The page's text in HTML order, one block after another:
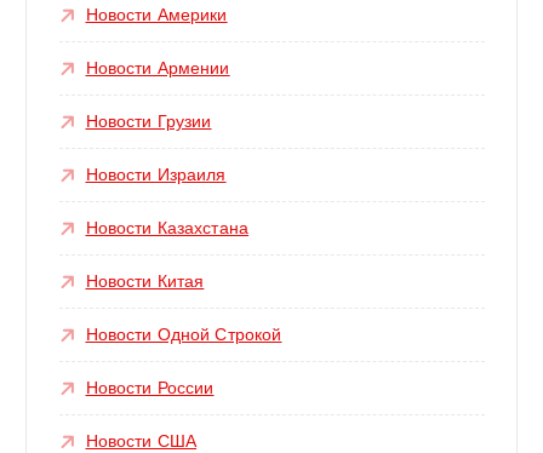
Новости Америки
Новости Армении
Новости Грузии
Новости Израиля
Новости Казахстана
Новости Китая
Новости Одной Строкой
Новости России
Новости США